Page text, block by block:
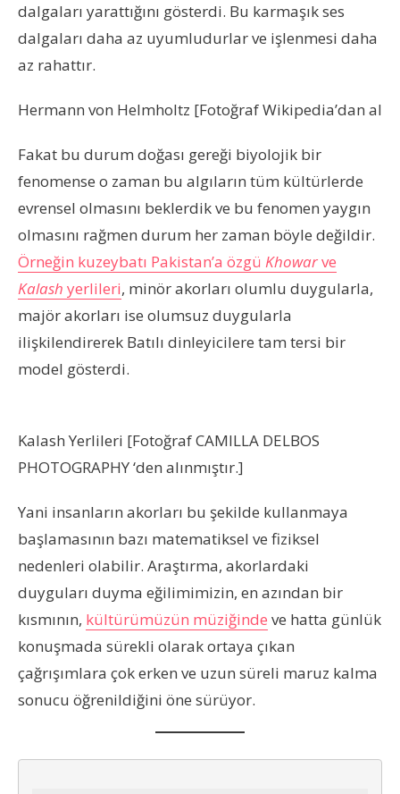
dalgaları yarattığını gösterdi. Bu karmaşık ses
dalgaları daha az uyumludurlar ve işlenmesi daha
az rahattır.
Hermann von Helmholtz [Fotoğraf Wikipedia’dan
Fakat bu durum doğası gereği biyolojik bir
fenomense o zaman bu algıların tüm kültürlerde
evrensel olmasını beklerdik ve bu fenomen yaygın
olmasını rağmen durum her zaman böyle değildir.
Örneğin kuzeybatı Pakistan’a özgü Khowarve
Kalash yerlileri, minör akorları olumlu duygularla,
majör akorları ise olumsuz duygularla
ilişkilendirerek Batılı dinleyicilere tam tersi bir
model gösterdi.
Kalash Yerlileri [Fotoğraf CAMILLA DELBOS
PHOTOGRAPHY ‘den alınmıştır.]
Yani insanların akorları bu şekilde kullanmaya
başlamasının bazı matematiksel ve fiziksel
nedenleri olabilir. Araştırma, akorlardaki
duyguları duyma eğilimimizin, en azından bir
kısmının, kültürümüzün müziğinde ve hatta günlük
konuşmada sürekli olarak ortaya çıkan
çağrışımlara çok erken ve uzun süreli maruz kalma
sonucu öğrenildiğini öne sürüyor.